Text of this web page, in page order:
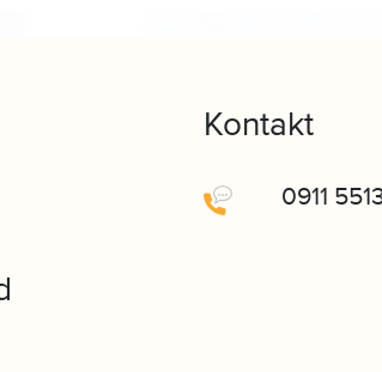
Kontakt
0911